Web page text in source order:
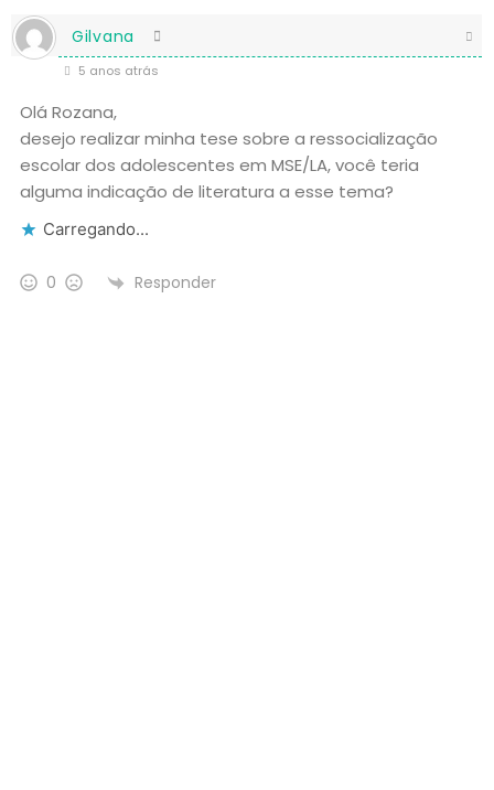
Gilvana
5 anos atrás
Olá Rozana,
desejo realizar minha tese sobre a ressocialização
escolar dos adolescentes em MSE/LA, você teria
alguma indicação de literatura a esse tema?
Carregando...
0 Responder